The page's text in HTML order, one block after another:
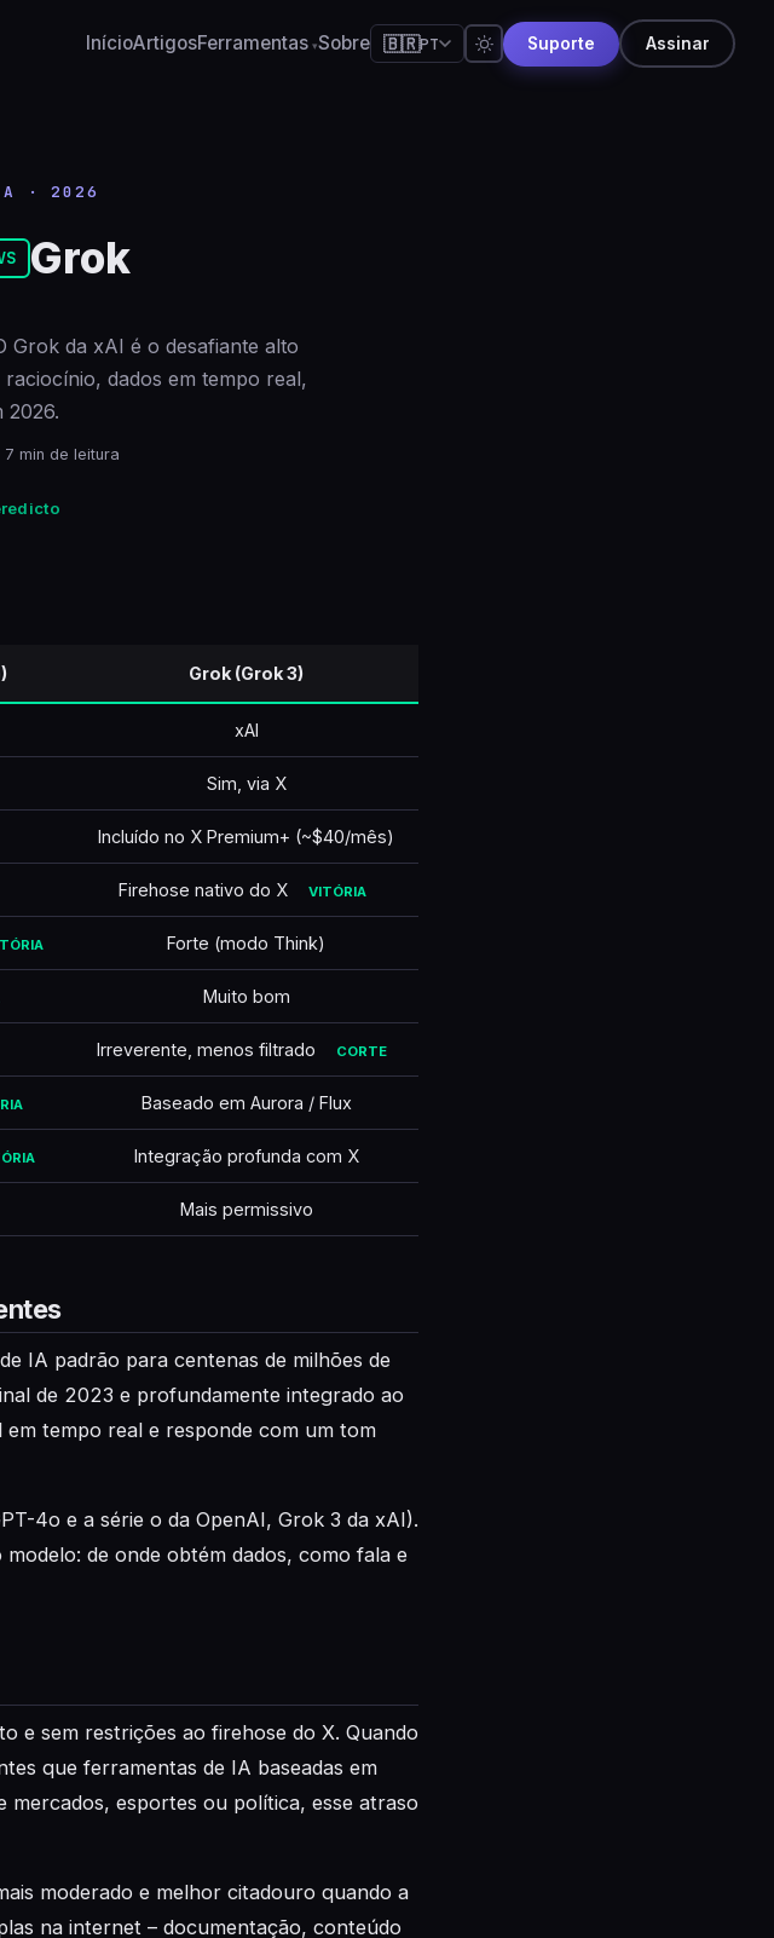
InícioArtigosFerramentas Sobre 🇧🇷PT Suporte Assinar
· 2026
Grok
Grok da xAI é o desafiante alto
dados em tempo real,
2026.
min de leitura
Grok (Grok 3)
xAI
Sim, via X
Incluído no X Premium+ (~$40/mês)
Firehose nativo do X VITÓRIA
Forte (modo Think)
Muito bom
Irreverente, menos filtrado CORTE
Baseado em Aurora / Flux
Integração profunda com X
Mais permissivo
IA padrão para centenas de milhões de
de 2023 e profundamente integrado ao
tempo real e responde com um tom
4o e a série o da OpenAI, Grok 3 da xAI).
de onde obtém dados, como fala e
e sem restrições ao firehose do X. Quando
que ferramentas de IA baseadas em
mercados, esportes ou política, esse atraso
moderado e melhor citadouro quando a
na internet – documentação, conteúdo